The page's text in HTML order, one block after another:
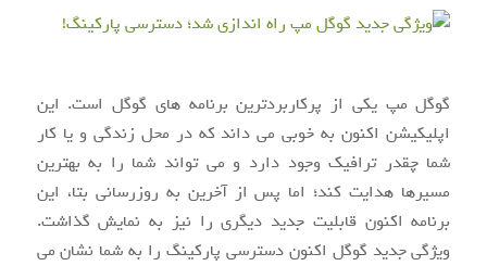
گوگل مپ یکی از پرکاربردترین برنامه های گوگل است. این
اپلیکیشن اکنون به خوبی می داند که در محل زندگی و یا کار
شما چقدر ترافیک وجود دارد و می تواند شما را به بهترین
مسیرها هدایت کند؛ اما پس از آخرین به روزرسانی بتا، این
برنامه اکنون قابلیت جدید دیگری را نیز به نمایش گذاشت.
ویژگی جدید گوگل اکنون دسترسی پارکینگ را به شما نشان می